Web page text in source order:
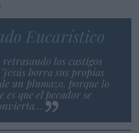
Eucarístico
retrasando los castigos
borra sus propias
un plumazo, porque lo
es que el pecador se